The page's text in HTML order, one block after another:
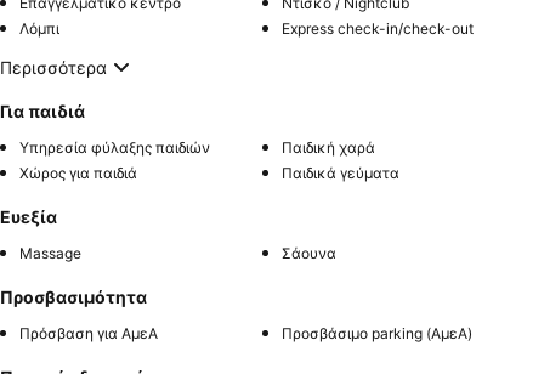
Λόμπι
Express check-in/check-out
Περισσότερα
Για παιδιά
Υπηρεσία φύλαξης παιδιών
Παιδική χαρά
Χώρος για παιδιά
Παιδικά γεύματα
Ευεξία
Massage Σάουνα
Προσβασιμότητα
Πρόσβαση για ΑμεΑ Προσβάσιμο parking (ΑμεΑ)